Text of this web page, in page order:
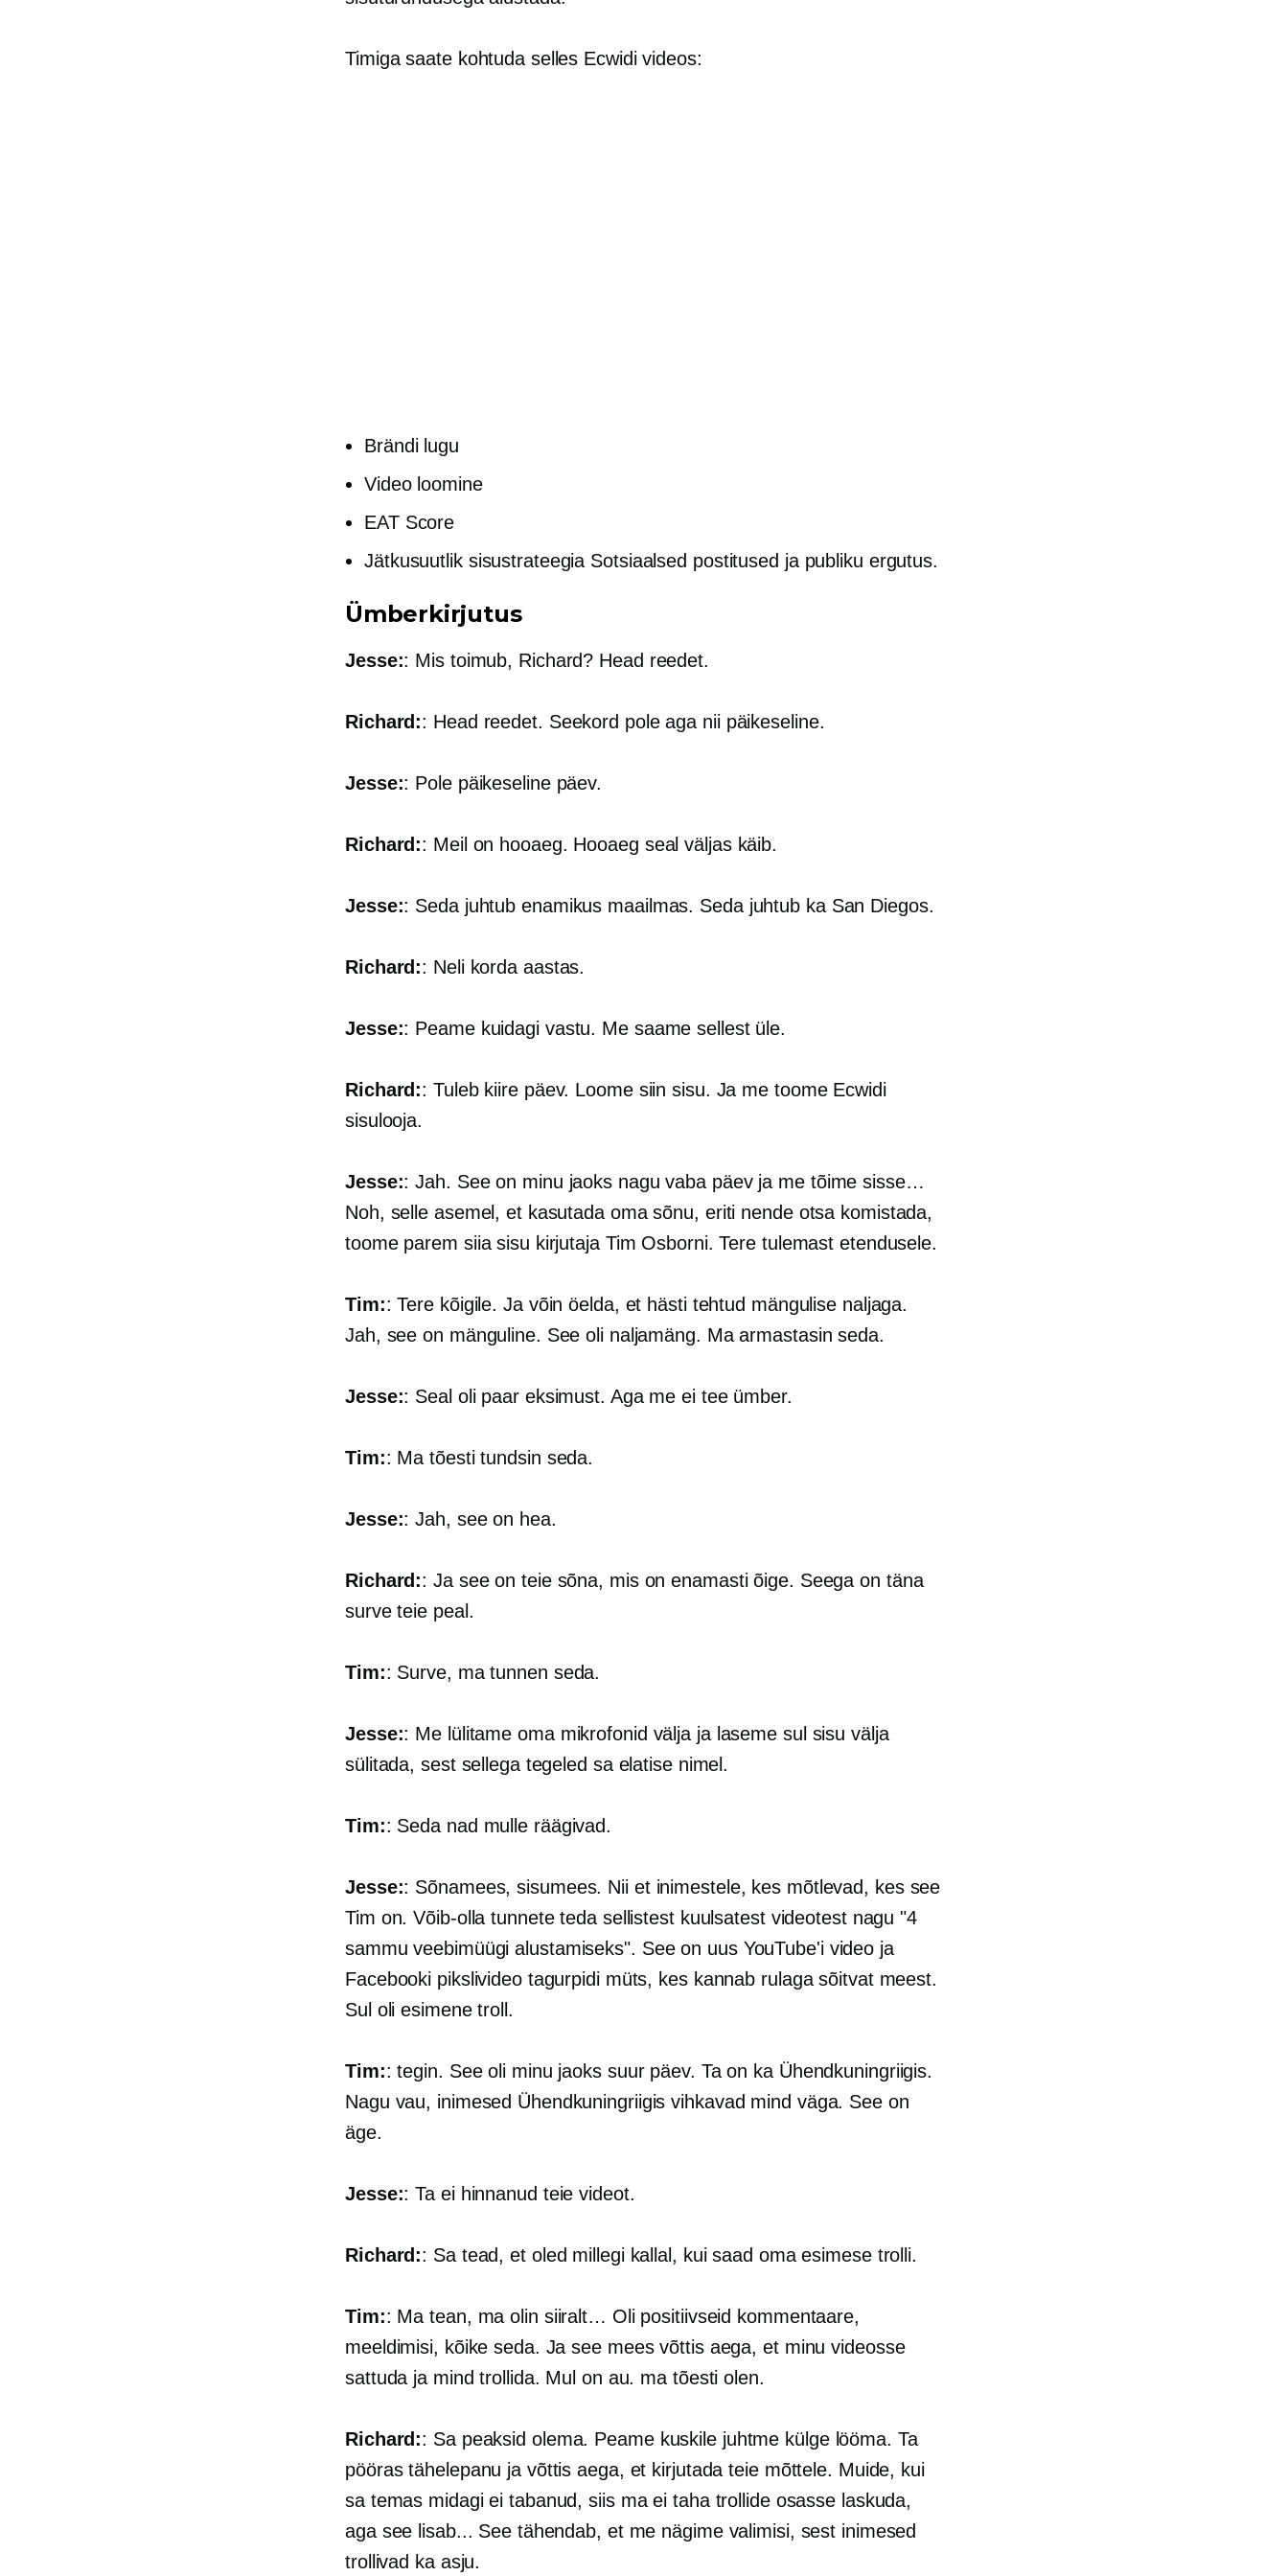
Timiga saate kohtuda selles Ecwidi videos:
Brändi lugu
Video loomine
EAT Score
Jätkusuutlik sisustrateegia Sotsiaalsed postitused ja publiku ergutus.
Ümberkirjutus
Jesse:: Mis toimub, Richard? Head reedet.
Richard:: Head reedet. Seekord pole aga nii päikeseline.
Jesse:: Pole päikeseline päev.
Richard:: Meil ​​on hooaeg. Hooaeg seal väljas käib.
Jesse:: Seda juhtub enamikus maailmas. Seda juhtub ka San Diegos.
Richard:: Neli korda aastas.
Jesse:: Peame kuidagi vastu. Me saame sellest üle.
Richard:: Tuleb kiire päev. Loome siin sisu. Ja me toome Ecwidi
sisulooja.
Jesse:: Jah. See on minu jaoks nagu vaba päev ja me tõime sisse…
Noh, selle asemel, et kasutada oma sõnu, eriti nende otsa komistada,
toome parem siia sisu kirjutaja Tim Osborni. Tere tulemast etendusele.
Tim:: Tere kõigile. Ja võin öelda, et hästi tehtud mängulise naljaga.
Jah, see on mänguline. See oli naljamäng. Ma armastasin seda.
Jesse:: Seal oli paar eksimust. Aga me ei tee ümber.
Tim:: Ma tõesti tundsin seda.
Jesse:: Jah, see on hea.
Richard:: Ja see on teie sõna, mis on enamasti õige. Seega on täna
surve teie peal.
Tim:: Surve, ma tunnen seda.
Jesse:: Me lülitame oma mikrofonid välja ja laseme sul sisu välja
sülitada, sest sellega tegeled sa elatise nimel.
Tim:: Seda nad mulle räägivad.
Jesse:: Sõnamees, sisumees. Nii et inimestele, kes mõtlevad, kes see
Tim on. Võib-olla tunnete teda sellistest kuulsatest videotest nagu "4
sammu veebimüügi alustamiseks". See on uus YouTube'i video ja
Facebooki pikslivideo tagurpidi müts, kes kannab rulaga sõitvat meest.
Sul oli esimene troll.
Tim:: tegin. See oli minu jaoks suur päev. Ta on ka Ühendkuningriigis.
Nagu vau, inimesed Ühendkuningriigis vihkavad mind väga. See on
äge.
Jesse:: Ta ei hinnanud teie videot.
Richard:: Sa tead, et oled millegi kallal, kui saad oma esimese trolli.
Tim:: Ma tean, ma olin siiralt… Oli positiivseid kommentaare,
meeldimisi, kõike seda. Ja see mees võttis aega, et minu videosse
sattuda ja mind trollida. Mul on au. ma tõesti olen.
Richard:: Sa peaksid olema. Peame kuskile juhtme külge lööma. Ta
pööras tähelepanu ja võttis aega, et kirjutada teie mõttele. Muide, kui
sa temas midagi ei tabanud, siis ma ei taha trollide osasse laskuda,
aga see lisab... See tähendab, et me nägime valimisi, sest inimesed
trollivad ka asju.